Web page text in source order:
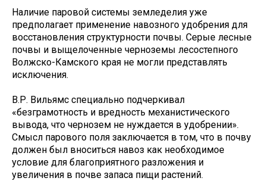
Наличие паровой системы земледелия уже
предполагает применение навозного удобрения для
восстановления структурности почвы. Серые лесные
почвы и выщелоченные черноземы лесостепного
Волжско-Камского края не могли представлять
исключения.
В.Р. Вильямс специально подчеркивал
«безграмотность и вредность механистического
вывода, что чернозем не нуждается в удобрении».
Смысл парового поля заключается в том, что в почву
должен был вноситься навоз как необходимое
условие для благоприятного разложения и
увеличения в почве запаса пищи растений.